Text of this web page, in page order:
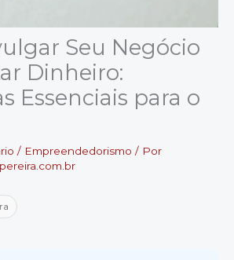
Seu Negócio
Dinheiro:
Essenciais para o
/ Empreendedorismo / Por